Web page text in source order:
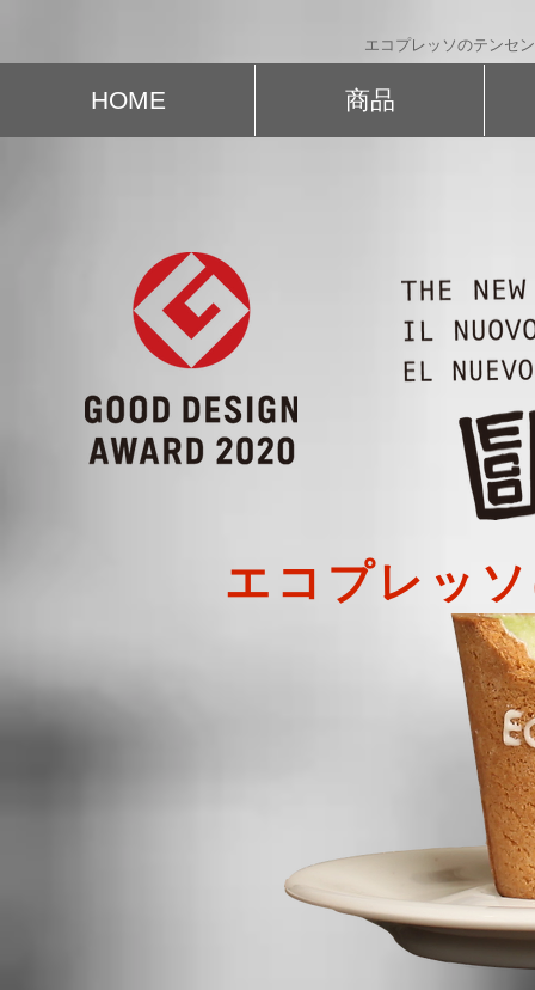
HOME 商品
エコプレッソのテンセ
エコプレッ